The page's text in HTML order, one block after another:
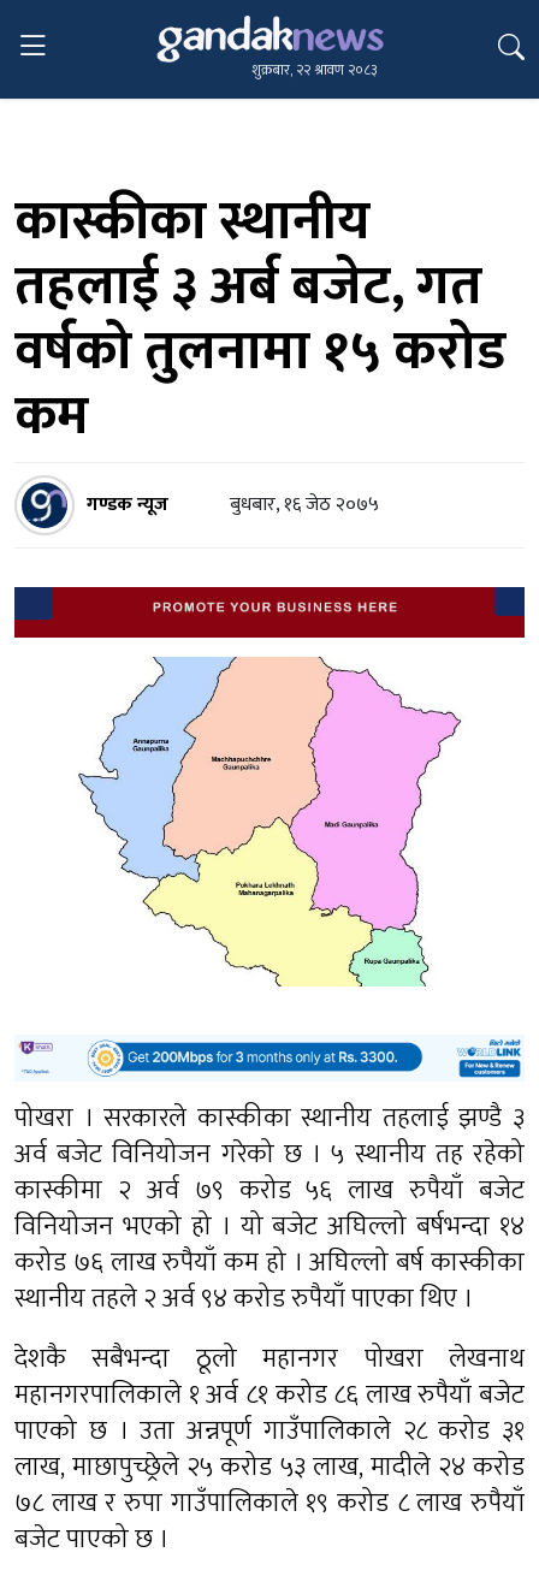
शुक्रबार, २२ श्रावण २०८३
कास्कीका स्थानीय
तहलाई ३ अर्ब बजेट, गत
वर्षको तुलनामा १५ करोड
कम
गण्डक न्यूज बुधबार, १६ जेठ २०७५
पोखरा । सरकारले कास्कीका स्थानीय तहलाई झण्डै ३
अर्व बजेट विनियोजन गरेको छ । ५ स्थानीय तह रहेको
कास्कीमा २ अर्व ७९ करोड ५६ लाख रुपैयाँ बजेट
विनियोजन भएको हो । यो बजेट अघिल्लो बर्षभन्दा १४
करोड ७६ लाख रुपैयाँ कम हो । अघिल्लो बर्ष कास्कीका
स्थानीय तहले २ अर्व ९४ करोड रुपैयाँ पाएका थिए ।
देशकै सबैभन्दा ठूलो महानगर पोखरा लेखनाथ
महानगरपालिकाले १ अर्व ८१ करोड ८६ लाख रुपैयाँ बजेट
पाएको छ । उता अन्नपूर्ण गाउँपालिकाले २८ करोड ३१
लाख, माछापुच्छ्रेले २५ करोड ५३ लाख, मादीले २४ करोड
७८ लाख र रुपा गाउँपालिकाले १९ करोड ८ लाख रुपैयाँ
बजेट पाएको छ ।